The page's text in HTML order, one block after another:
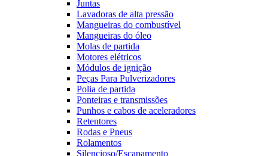
Juntas
Lavadoras de alta pressão
Mangueiras do combustível
Mangueiras do óleo
Molas de partida
Motores elétricos
Módulos de ignição
Peças Para Pulverizadores
Polia de partida
Ponteiras e transmissões
Punhos e cabos de aceleradores
Retentores
Rodas e Pneus
Rolamentos
Silencioso/Escapamento